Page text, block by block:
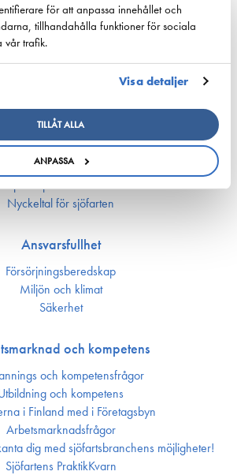
för att anpassa innehållet och
tillhandahålla funktioner för sociala
vår trafik.
Visa detaljer
TILLÅT ALLA
ANPASSA
1 2
Konkurrenskraft
Nationell sjöfartspolitik
Sjöfarts­politik inom EU
Nyckeltal för sjöfarten
Ansvarsfullhet
Försörjnings­beredskap
Miljön och klimat
Säkerhet
och kompetens
och kompetens­frågor
och kompetens
i Finland med i Företagsbyn
Arbetsmarknadsfrågor
dig med sjöfartsbranchens möjligheter!
Sjöfartens PraktikKvarn